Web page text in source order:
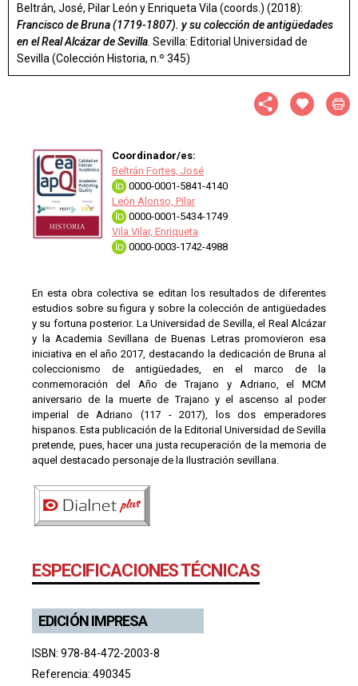
Beltrán, José, Pilar León y Enriqueta Vila (coords.) (2018):
Francisco de Bruna (1719-1807). y su colección de antigüedades
en el Real Alcázar de Sevilla . Sevilla: Editorial Universidad de
Sevilla (Colección Historia, n.º 345)
Coordinador/es:
Beltrán Fortes, José
0000-0001-5841-4140
León Alonso, Pilar
0000-0001-5434-1749
Vila Vilar, Enriqueta
0000-0003-1742-4988
En esta obra colectiva se editan los resultados de diferentes
estudios sobre su figura y sobre la colección de antigüedades
y su fortuna posterior. La Universidad de Sevilla, el Real Alcázar
y la Academia Sevillana de Buenas Letras promovieron esa
iniciativa en el año 2017, destacando la dedicación de Bruna al
coleccionismo de antigüedades, en el marco de la
conmemoración del Año de Trajano y Adriano, el MCM
aniversario de la muerte de Trajano y el ascenso al poder
imperial de Adriano (117 - 2017), los dos emperadores
hispanos. Esta publicación de la Editorial Universidad de Sevilla
pretende, pues, hacer una justa recuperación de la memoria de
aquel destacado personaje de la Ilustración sevillana.
ESPECIFICACIONES TÉCNICAS
EDICIÓN IMPRESA
ISBN: 978-84-472-2003-8
Referencia: 490345